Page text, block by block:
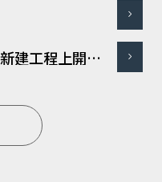
建工程上開工